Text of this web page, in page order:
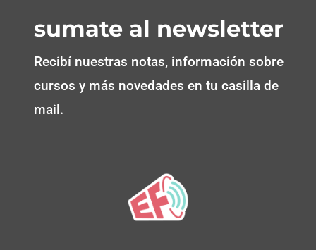
sumate al newsletter
Recibí nuestras notas, información sobre
cursos y más novedades en tu casilla de
mail.